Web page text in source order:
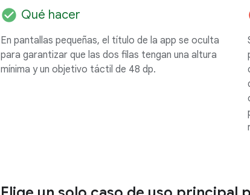
check_circle Qué hacer
En pantallas pequeñas, el título de la app se oculta
para garantizar que las dos filas tengan una altura
mínima y un objetivo táctil de 48 dp.